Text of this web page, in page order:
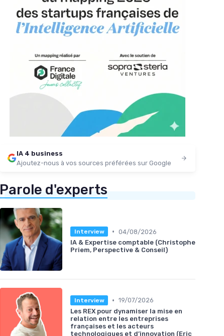
IA 4 business
Ajoutez-nous à vos sources préférées sur Google
Parole d'experts
Interview • 04/08/2026
IA & Expertise comptable (Christophe
Priem, Perspective & Conseil)
Interview • 19/07/2026
Les REX pour dynamiser la mise en
relation entre les entreprises
françaises et les acteurs
technologiques et d’innovation (Eric